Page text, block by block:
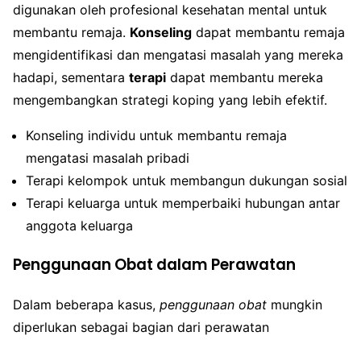
digunakan oleh profesional kesehatan mental untuk
membantu remaja. Konseling dapat membantu remaja
mengidentifikasi dan mengatasi masalah yang mereka
hadapi, sementara terapi dapat membantu mereka
mengembangkan strategi koping yang lebih efektif.
Konseling individu untuk membantu remaja
mengatasi masalah pribadi
Terapi kelompok untuk membangun dukungan sosial
Terapi keluarga untuk memperbaiki hubungan antar
anggota keluarga
Penggunaan Obat dalam Perawatan
Dalam beberapa kasus, penggunaan obat mungkin
diperlukan sebagai bagian dari perawatan